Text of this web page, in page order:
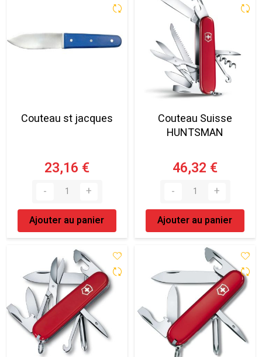
Couteau st jacques
23,16 €
Ajouter au panier
Couteau Suisse
HUNTSMAN
46,32 €
Ajouter au panier